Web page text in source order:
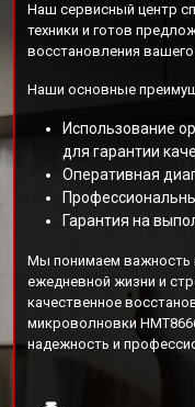
Наш сервисный центр
техники и готов
восстановления
Наши основные
Использование
для гарантии
Оперативная
Гарантия на
Мы понимаем важность
ежедневной жизни и
качественное
микроволновки
надежность и